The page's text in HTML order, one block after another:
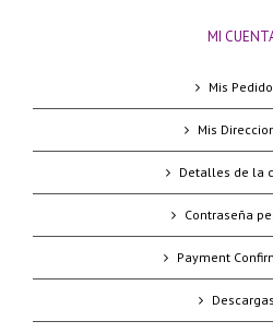
MI
Mis
Mis
Detalles de la
Contraseña
Payment
Descargas